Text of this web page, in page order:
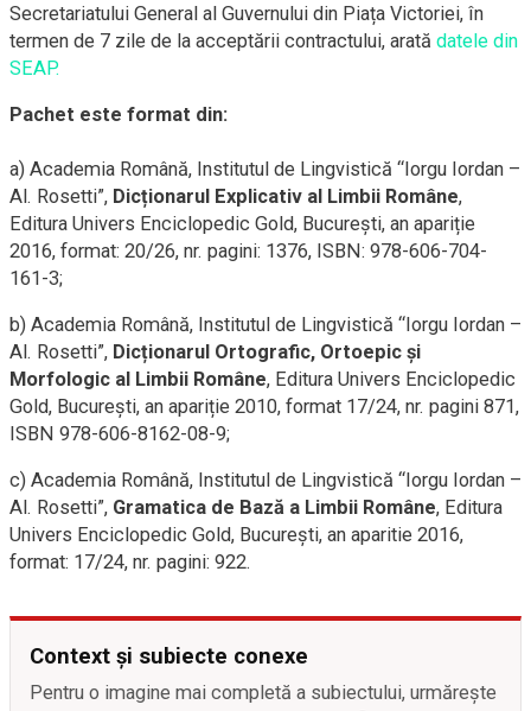
Secretariatului General al Guvernului din Piața Victoriei, în
termen de 7 zile de la acceptării contractului, arată datele din
SEAP.
Pachet este format din:
a) Academia Română, Institutul de Lingvistică “Iorgu Iordan –
Al. Rosetti”, Dicționarul Explicativ al Limbii Române,
Editura Univers Enciclopedic Gold, Bucureşti, an apariție
2016, format: 20/26, nr. pagini: 1376, ISBN: 978-606-704-
161-3;
b) Academia Română, Institutul de Lingvistică “Iorgu Iordan –
Al. Rosetti”, Dicționarul Ortografic, Ortoepic și
Morfologic al Limbii Române, Editura Univers Enciclopedic
Gold, Bucureşti, an apariție 2010, format 17/24, nr. pagini 871,
ISBN 978-606-8162-08-9;
c) Academia Română, Institutul de Lingvistică “Iorgu Iordan –
Al. Rosetti”, Gramatica de Bază a Limbii Române, Editura
Univers Enciclopedic Gold, Bucureşti, an aparitie 2016,
format: 17/24, nr. pagini: 922.
Context și subiecte conexe
Pentru o imagine mai completă a subiectului, urmărește